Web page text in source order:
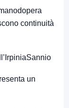
continuità
un